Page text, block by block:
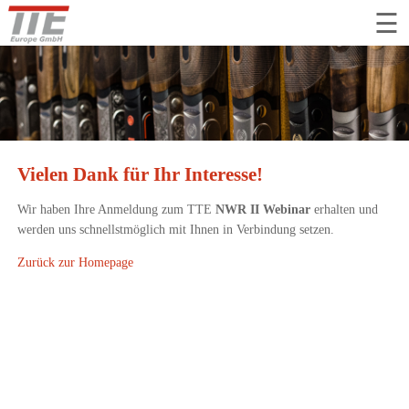
☰
Vielen Dank für Ihr Interesse!
Wir haben Ihre Anmeldung zum TTENWR II Webinar erhalten und
werden uns schnellstmöglich mit Ihnen in Verbindung setzen.
Zurück zur Homepage